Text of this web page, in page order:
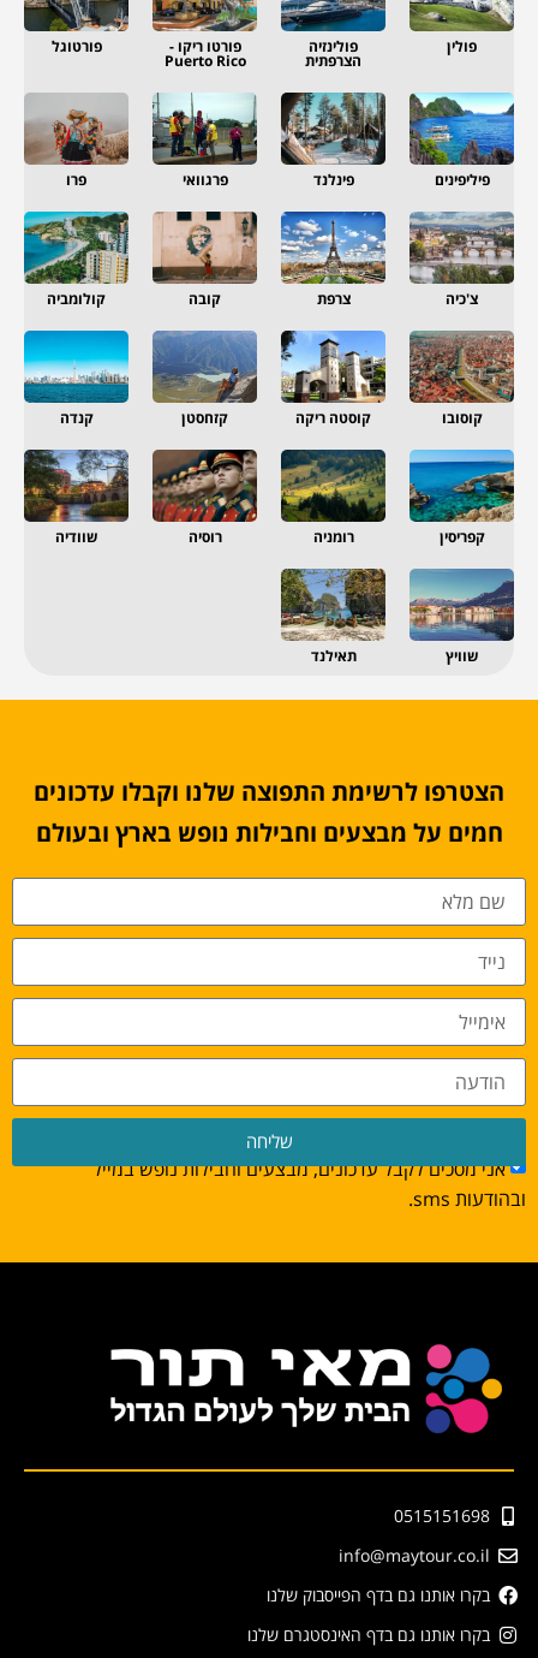
פולין פולינזיה
הצרפתית
פורטו ריקו -
Puerto Rico
פורטוגל
פיליפינים פינלנד פרגוואי פרו
צ'כיה צרפת קובה קולומביה
קוסובו קוסטה ריקה קזחסטן קנדה
קפריסין רומניה רוסיה שוודיה
שוויץ תאילנד
הצטרפו לרשימת התפוצה שלנו וקבלו עדכונים
חמים על מבצעים וחבילות נופש בארץ ובעולם
אני מסכים לקבל עדכונים, מבצעים וחבילות נופש במייל
ובהודעות sms.
שליחה
0515151698
info@maytour.co.il
בקרו אותנו גם בדף הפייסבוק שלנו
בקרו אותנו גם בדף האינסטגרם שלנו